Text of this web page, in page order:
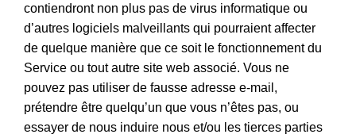
contiendront non plus pas de virus informatique ou
d’autres logiciels malveillants qui pourraient affecter
de quelque manière que ce soit le fonctionnement du
Service ou tout autre site web associé. Vous ne
pouvez pas utiliser de fausse adresse e-mail,
prétendre être quelqu’un que vous n’êtes pas, ou
essayer de nous induire nous et/ou les tierces parties